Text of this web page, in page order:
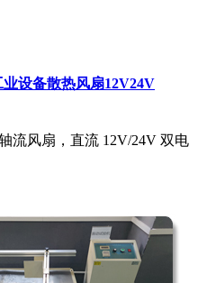
设备散热风扇12V24V
流风扇，直流 12V/24V 双电